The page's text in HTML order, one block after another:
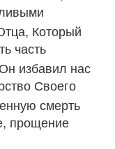
Который
часть
Он избавил нас
Своего
смерть
прощение